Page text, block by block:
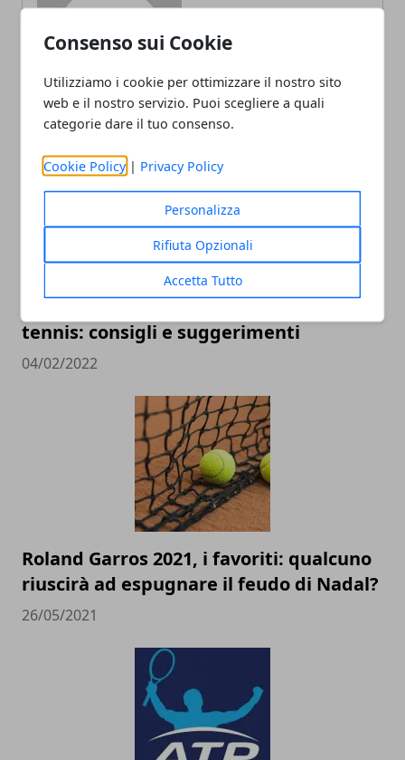
Consenso sui Cookie
Utilizziamo i cookie per ottimizzare il nostro sito
web e il nostro servizio. Puoi scegliere a quali
categorie dare il tuo consenso.
Cookie Policy | Privacy Policy
Personalizza
Rifiuta Opzionali
Accetta Tutto
ARTICOLI CORRELATI
Come acquistare una racchetta da
tennis: consigli e suggerimenti
04/02/2022
Roland Garros 2021, i favoriti: qualcuno
riuscirà ad espugnare il feudo di Nadal?
26/05/2021